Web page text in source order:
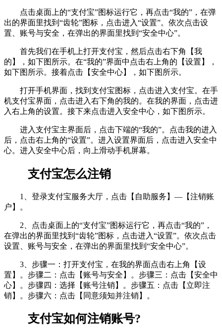
点击桌面上的“支付宝”图标运行它，再点击“我的”，在弹
出的界面里找到“齿轮”图标，点击进入“设置”。依次点击设
置、账号与安全，在弹出的界面里找到“安全中心”。
首先我们在手机上打开支付宝，然后点击右下角【我
的】，如下图所示。在“我的”界面中点击右上角的【设置】，
如下图所示。接着点击【安全中心】，如下图所示。
打开手机界面，找到支付宝图标，点击进入支付宝。在手
机支付宝界面，点击进入右下角的我的。在我的界面，点击进
入右上角的设置。接下来点击进入安全中心，如下图所示。
进入支付宝主界面后，点击下端的“我的”。点击我的进入
后，点击右上角的“设置”。进入设置界面后，点击进入安全中
心。进入安全中心后，向上滑动手机屏幕。
支付宝怎么注销
1、登录支付宝服务大厅，点击【自助服务】—【注销账
户】。
2、点击桌面上的“支付宝”图标运行它，再点击“我的”，
在弹出的界面里找到“齿轮”图标，点击进入“设置”。依次点击
设置、账号与安全，在弹出的界面里找到“安全中心”。
3、步骤一：打开支付宝，在我的界面点击右上角【设
置】。步骤二：点击【账号与安全】。步骤三：点击【安全中
心】。步骤四：选择【账号注销】。步骤五：点击【立即注
销】。步骤六：点击【同意须知并注销】。
支付宝如何注销账号?